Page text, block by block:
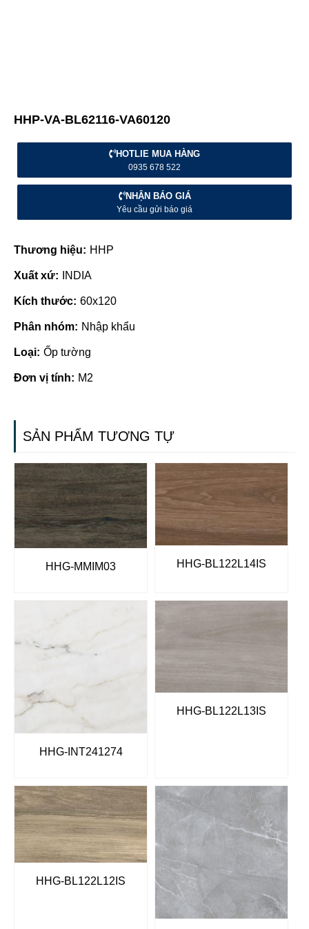
HHP-VA-BL62116-VA60120
HOTLIE MUA HÀNG
0935 678 522
NHẬN BÁO GIÁ
Yêu cầu gửi báo giá
Thương hiệu: HHP
Xuất xứ: INDIA
Kích thước: 60x120
Phân nhóm: Nhập khẩu
Loại: Ốp tường
Đơn vị tính: M2
SẢN PHẨM TƯƠNG TỰ
HHG-MMIM03 HHG-BL122L14IS
HHG-INT241274
HHG-BL122L13IS
HHG-BL122L12IS